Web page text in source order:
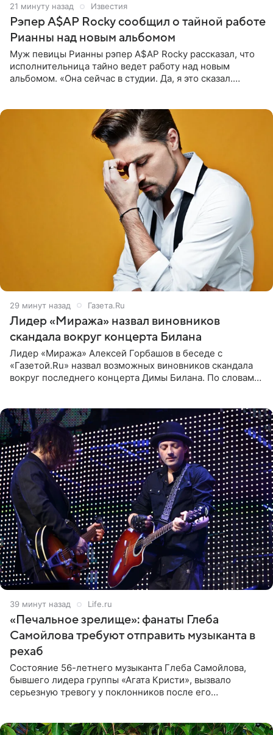
21 минуту назад Известия
Рэпер A$AP Rocky сообщил о тайной работе
Рианны над новым альбомом
Муж певицы Рианны рэпер A$AP Rocky рассказал, что
исполнительница тайно ведет работу над новым
альбомом. «Она сейчас в студии. Да, я это сказал.
29 минут назад Газета.Ru
Лидер «Миража» назвал виновников
скандала вокруг концерта Билана
Лидер «Миража» Алексей Горбашов в беседе с
«Газетой.Ru» назвал возможных виновников скандала
вокруг последнего концерта Димы Билана. По словам
39 минут назад Life.ru
«Печальное зрелище»: фанаты Глеба
Самойлова требуют отправить музыканта в
рехаб
Состояние 56-летнего музыканта Глеба Самойлова,
бывшего лидера группы «Агата Кристи», вызвало
серьезную тревогу у поклонников после его